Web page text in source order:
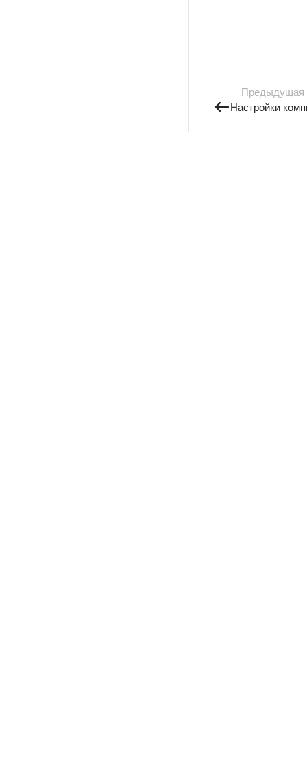
Предыдущая
Настройки